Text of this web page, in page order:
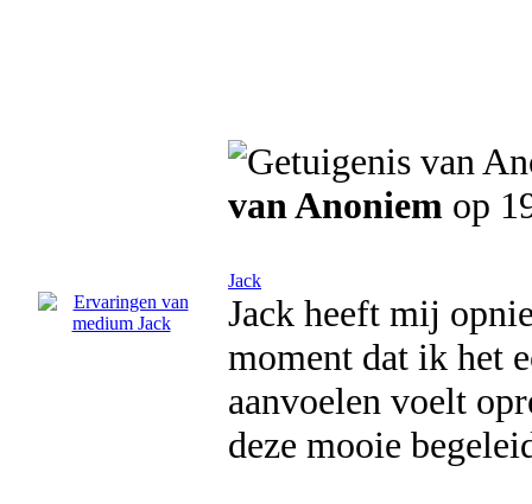
van Anoniem op
Jack
Jack heeft mij
moment dat ik het
aanvoelen voelt
deze mooie